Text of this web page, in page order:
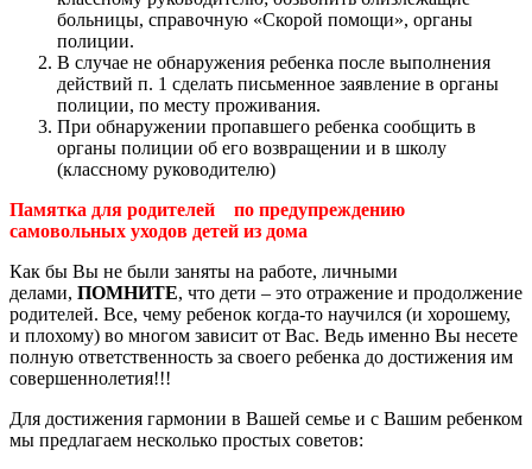
больницы, справочную «Скорой помощи», органы
полиции.
В случае не обнаружения ребенка после выполнения
действий п. 1 сделать письменное заявление в органы
полиции, по месту проживания.
При обнаружении пропавшего ребенка сообщить в
органы полиции об его возвращении и в школу
(классному руководителю)
Памятка для родителей
по предупреждению
самовольных уходов детей из дома
Как бы Вы не были заняты на работе, личными
делами, ПОМНИТЕ, что дети – это отражение и продолжение
родителей. Все, чему ребенок когда-то научился (и хорошему,
и плохому) во многом зависит от Вас. Ведь именно Вы несете
полную ответственность за своего ребенка до достижения им
совершеннолетия!!!
Для достижения гармонии в Вашей семье и с Вашим ребенком
мы предлагаем несколько простых советов: